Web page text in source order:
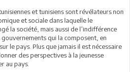
et tunisiens sont révélateurs non
et sociale dans laquelle le
la société, mais aussi de l’indifférence
qui la composent, en
le pays. Plus que jamais il est nécessaire
des perspectives à la jeunesse
au pays.